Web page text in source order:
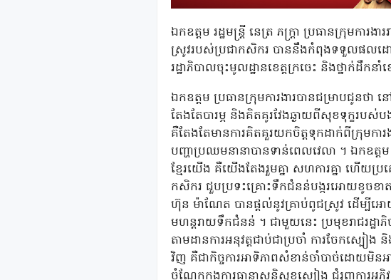
ឯកឧត្តម រដ្ឋមន្ត្រី នេត្រ ភក្ត្រា ប្រធានក្រុមកា
ស្រូវរបស់ប្រជាកសិករ បាននឹងកំពុងទទួលផលដោយផ្
រដ្ឋាភិបាលចុះមូលដ្ឋានខេត្តក្រចេះ និងថ្នាក់ដឹកនាំខ
ឯកឧត្តម ប្រធានក្រុមការងារបានជម្រាបជូនថា
តែងតែបារម្ភ និងគិតគូរវែងឆ្ងាយពីសុខទុក្ខរបស់
គឺតែងតែមានការគិតគួរយកចិត្តទុកដាក់ពីក្រុមការ
បញ្ហាប្រឈមនានាបានទាន់ពេលវេលា ។ ឯកឧត្តម
ខ្មែរយេីង គឺយេីងតែងរួមគ្នា សហការគ្នា ហេីយប្រ
កសិករ ជួបប្រទះគ្រោះទឹកជំនន់បង្ករអោយខូចខាត
ហ៊ុន ម៉ាណែត បានផ្តល់នូវគ្រាប់ពូជស្រូវ ដើម្បីអ
មហន្តរាយទឹកជំនន់ ។ ជាមួយនេះ ប្រមុខរាជរដ្ឋា
តាមដានការអនុវត្តជាប់ជាប្រចាំ ការចែកស្ប
វិញ គឺជាកិច្ចការអាទិភាពសំខាន់ចាំបាច់ដោយមិ
ចំណែកក្នុងការធានាសន្តិសុខស្បៀង ជំរុញការអភិ